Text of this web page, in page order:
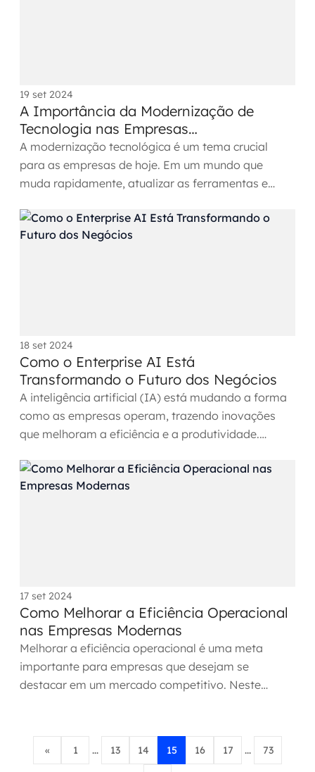
19 set 2024
A Importância da Modernização de
Tecnologia nas Empresas
Contemporâneas
A modernização tecnológica é um tema crucial
para as empresas de hoje. Em um mundo que
muda rapidamente, atualizar as ferramentas e
18 set 2024
Como o Enterprise AI Está
Transformando o Futuro dos Negócios
A inteligência artificial (IA) está mudando a forma
como as empresas operam, trazendo inovações
que melhoram a eficiência e a produtividade.
17 set 2024
Como Melhorar a Eficiência Operacional
nas Empresas Modernas
Melhorar a eficiência operacional é uma meta
importante para empresas que desejam se
destacar em um mercado competitivo. Neste
« 1 ... 13 14 15 16 17 ... 73